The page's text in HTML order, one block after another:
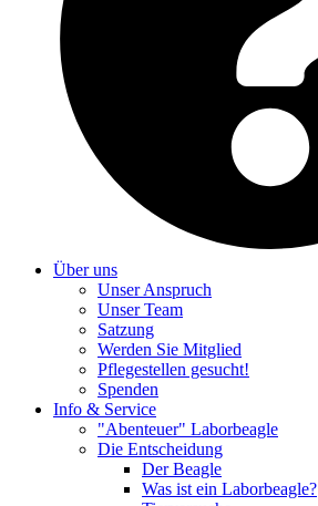
Über uns
Unser Anspruch
Unser Team
Satzung
Werden Sie Mitglied
Pflegestellen gesucht!
Spenden
Info & Service
"Abenteuer" Laborbeagle
Die Entscheidung
Der Beagle
Was ist ein Laborbeagle?